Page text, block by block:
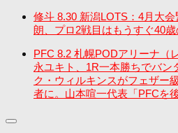
修斗 8.30 新潟LOTS：4月大
朗、プロ2戦目はもうすぐ40
PFC 8.2 札幌PODアリーナ（
永ユキト、1R一本勝ちでバン
ク・ウィルキンスがフェザー
者に。山本喧一代表「PFCを